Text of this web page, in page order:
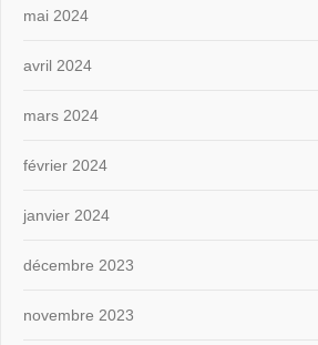
mai 2024
avril 2024
mars 2024
février 2024
janvier 2024
décembre 2023
novembre 2023